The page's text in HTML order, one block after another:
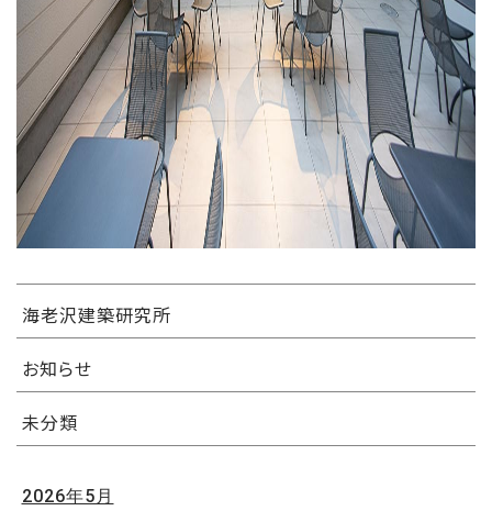
海老沢建築研究所
お知らせ
未分類
2026年5月